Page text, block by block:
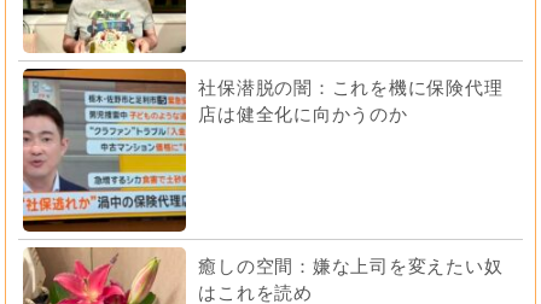
社保潜脱の闇：これを機に保険代理
店は健全化に向かうのか
癒しの空間：嫌な上司を変えたい奴
はこれを読め